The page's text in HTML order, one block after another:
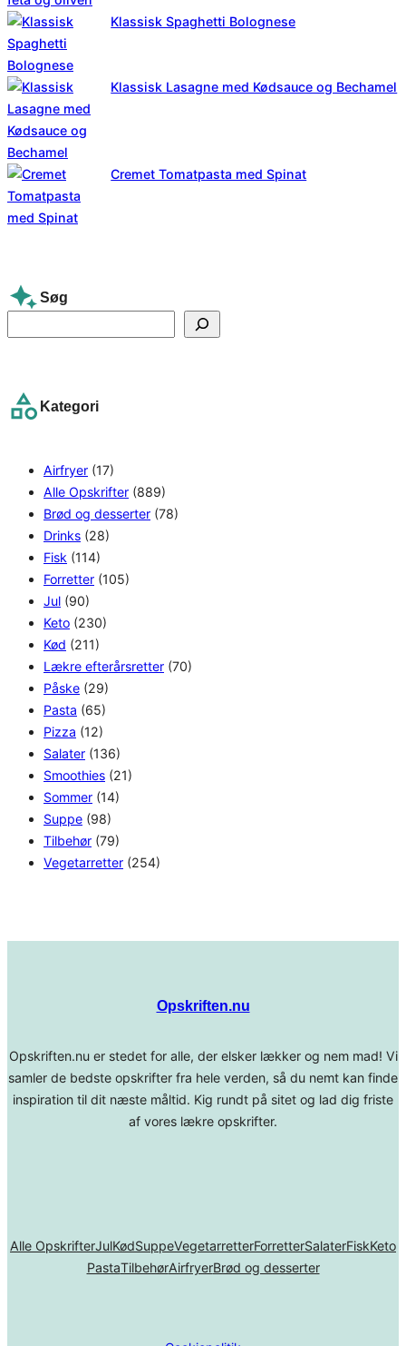
Klassisk Spaghetti Bolognese
Klassisk Lasagne med Kødsauce og Bechamel
Cremet Tomatpasta med Spinat
Søg
e
c
Kategori
Airfryer (17)
Alle Opskrifter (889)
Brød og desserter (78)
Drinks (28)
Fisk (114)
Forretter (105)
Jul (90)
Keto (230)
Kød (211)
Lækre efterårsretter (70)
Påske (29)
Pasta (65)
Pizza (12)
Salater (136)
Smoothies (21)
Sommer (14)
Suppe (98)
Tilbehør (79)
Vegetarretter (254)
Opskriften.nu
Opskriften.nu er stedet for alle, der elsker lækker og nem mad! Vi
samler de bedste opskrifter fra hele verden, så du nemt kan finde
inspiration til dit næste måltid. Kig rundt på sitet og lad dig friste
af vores lækre opskrifter.
Alle OpskrifterJulKødSuppeVegetarretterForretterSalaterFiskKeto
PastaTilbehørAirfryerBrød og desserter